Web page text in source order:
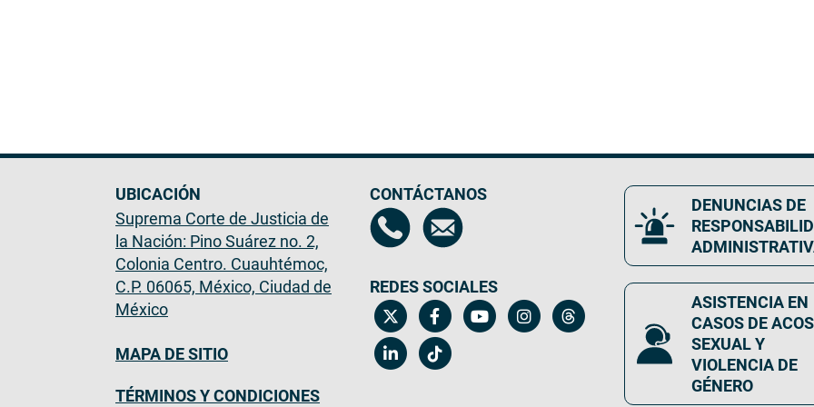
UBICACIÓN
Suprema Corte de Justicia de
la Nación: Pino Suárez no. 2,
Colonia Centro. Cuauhtémoc,
C.P. 06065, México, Ciudad de
México
MAPA DE SITIO
TÉRMINOS Y CONDICIONES
CONTÁCTANOS
REDES SOCIALES
DENUNCIAS DE
ASISTENCIA EN
CASOS DE
SEXUAL Y
VIOLENCIA DE
GÉNERO